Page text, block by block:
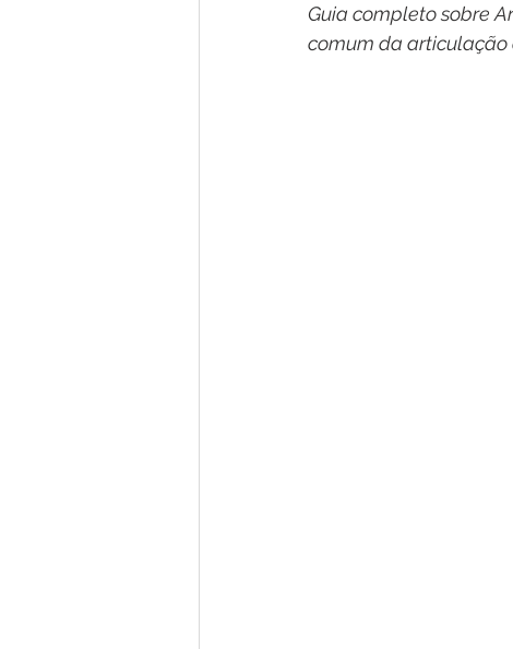
Guia completo sobre
comum da articulação